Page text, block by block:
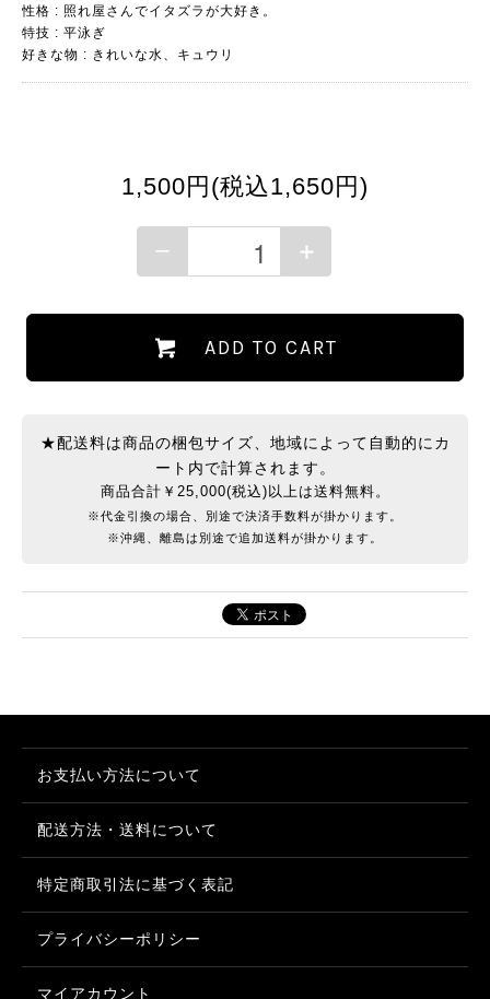
性格 : 照れ屋さんでイタズラが大好き。
特技 : 平泳ぎ
好きな物 : きれいな水、キュウリ
1,500円(税込1,650円)
ADD TO CART
★配送料は商品の梱包サイズ、地域によって自動的にカ
ート内で計算されます。
商品合計￥25,000(税込)以上は送料無料。
※代金引換の場合、別途で決済手数料が掛かります。
※沖縄、離島は別途で追加送料が掛かります。
お支払い方法について
配送方法・送料について
特定商取引法に基づく表記
プライバシーポリシー
マイアカウント